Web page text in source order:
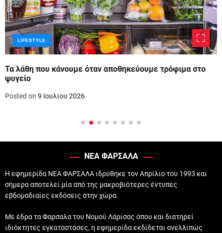
LIFESTYLE
Τα λάθη που κάνουμε όταν αποθηκεύουμε τρόφιμα στο
ψυγείο
Posted on 9 Ιουλίου 2026
ΝΕΑ ΦΑΡΣΑΛΑ
Η εφημερίδα ΝΕΑ ΦΑΡΣΑΛΑ ιδρύθηκε τον Απρίλιο του 1993 και
σήμερα αποτελεί μία από της μακροβιότερες έντυπες
εβδομαδιαίες εκδόσεις στην χώρα.
Με έδρα τα Φαρσαλα του Νομού Λάρισας όπου και διατηρεί
ιδιόκτητες εγκαταστάσες, η εφημερίδα εκδίδεται ανελλιπώς